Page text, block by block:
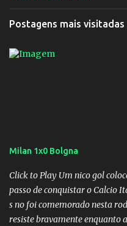
Postagens mais visitadas
Milan 1x0 Bolgna
Click to Play Um nico gol
passo de conquistar o Calcio
s no foi comemorado nesta
resiste bravamente enquanto